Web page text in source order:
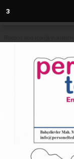
2
Anasayfa SPOR
Didier